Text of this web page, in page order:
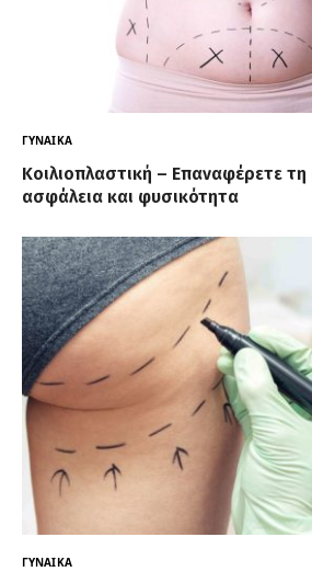
ΓΥΝΑΊΚΑ
Κοιλιοπλαστική – Επαναφέρετε
ασφάλεια και φυσικότητα
ΓΥΝΑΊΚΑ